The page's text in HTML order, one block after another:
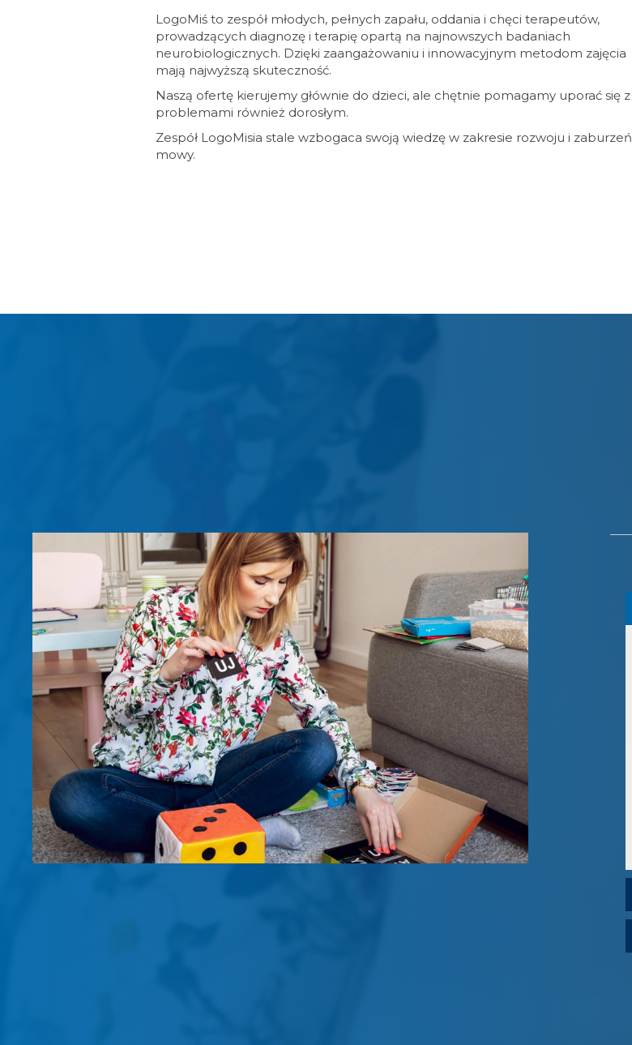
LogoMiś to zespół młodych, pełnych zapału, oddania i chęci terapeutów,
prowadzących diagnozę i terapię opartą na najnowszych badaniach
neurobiologicznych. Dzięki zaangażowaniu i innowacyjnym metodom zajęcia
mają najwyższą skuteczność.
Naszą ofertę kierujemy głównie do dzieci, ale chętnie pomagamy uporać się z
problemami również dorosłym.
Zespół LogoMisia stale wzbogaca swoją wiedzę w zakresie rozwoju i zaburzeń
mowy.